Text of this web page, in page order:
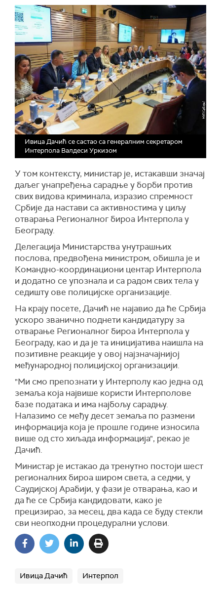
Ивица Дачић се састао са генералним секретаром
Интерпола Валдеси Уркизом
У том контексту, министар је, истакавши значај
даљег унапређења сарадње у борби против
свих видова криминала, изразио спремност
Србије да настави са активностима у циљу
отварања Регионалног бироа Интерпола у
Београду.
Делегација Министарства унутрашњих
послова, предвођена министром, обишла је и
Командно-координациони центар Интерпола
и додатно се упознала и са радом свих тела у
седишту ове полицијске организације.
На крају посете, Дачић не најавио да ће Србија
ускоро званично поднети кандидатуру за
отварање Регионалног бироа Интерпола у
Београду, као и да је та иницијатива наишла на
позитивне реакције у овој најзначајнијој
међународној полицијској организацији.
"Ми смо препознати у Интерполу као једна од
земаља која највише користи Интерполове
базе података и има најбољу сарадњу.
Налазимо се међу десет земаља по размени
информација која је прошле године износила
више од сто хиљада информација", рекао је
Дачић.
Министар је истакао да тренутно постоји шест
регионалних бироа широм света, а седми, у
Саудијској Арабији, у фази је отварања, као и
да ће се Србија кандидовати, како је
прецизирао, за месец, два када се буду стекли
сви неопходни процедурални услови.
Ивица Дачић Интерпол